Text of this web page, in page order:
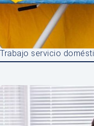
Trabajo servicio